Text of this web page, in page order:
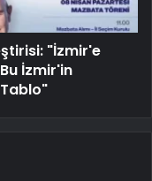
"İzmir'e
İzmir'in
Tablo"